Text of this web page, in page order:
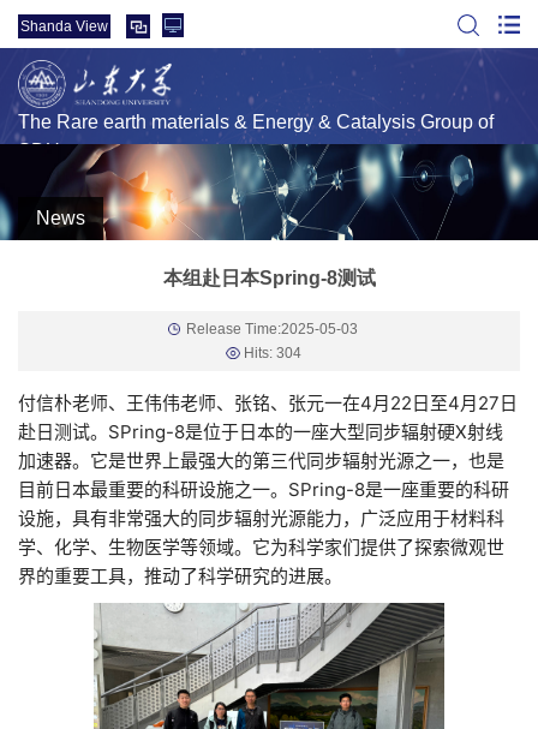
Shanda View
The Rare earth materials & Energy & Catalysis Group of
SDU
News
本组赴日本Spring-8测试
Release Time:2025-05-03
Hits: 304
付信朴老师、王伟伟老师、张铭、张元一在4月22日至4月27日
赴日测试。SPring-8是位于日本的一座大型同步辐射硬X射线
加速器。它是世界上最强大的第三代同步辐射光源之一，也是
目前日本最重要的科研设施之一。 SPring-8是一座重要的科研
设施，具有非常强大的同步辐射光源能力，广泛应用于材料科
学、化学、生物医学等领域。它为科学家们提供了探索微观世
界的重要工具，推动了科学研究的进展。